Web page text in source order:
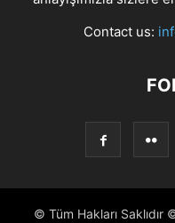
Contact us:
© Tüm Hakları Saklıdır